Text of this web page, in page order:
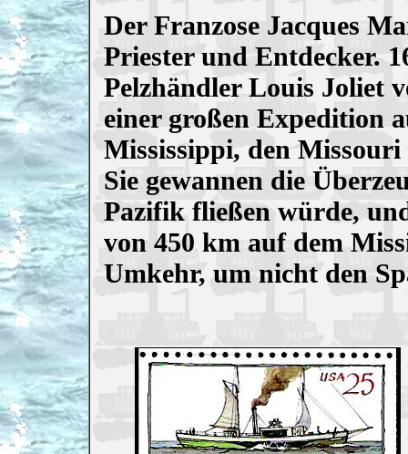
Der Franzose Jacques
Priester und Entdecker.
Pelzhändler Louis Joliet
einer großen Expedition
Mississippi, den
Sie gewannen die
Pazifik fließen würde,
von 450 km auf dem
Umkehr, um nicht den